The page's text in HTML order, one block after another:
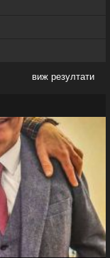
виж резултати